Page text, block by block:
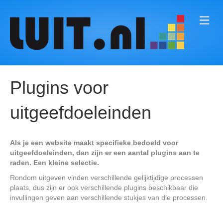
M
E
Plugins voor
uitgeefdoeleinden
Als je een website maakt specifieke bedoeld voor
uitgeefdoeleinden, dan zijn er een aantal plugins aan te
raden. Een kleine selectie.
Rondom uitgeven vinden verschillende gelijktijdige processen
plaats, dus zijn er ook verschillende plugins beschikbaar die
invullingen geven aan verschillende stukjes van die processen.